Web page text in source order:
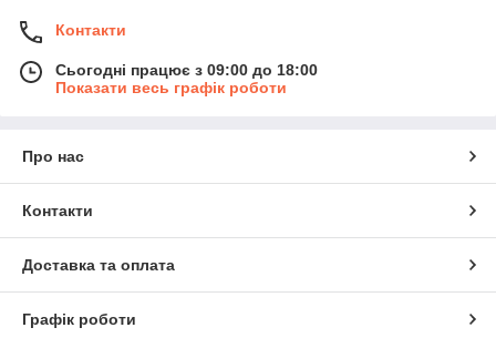
Контакти
Сьогодні працює з 09:00 до 18:00
Показати весь графік роботи
Про нас
Контакти
Доставка та оплата
Графік роботи